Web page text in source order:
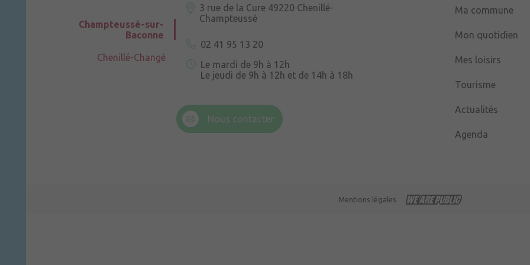
Champteussé-sur-
Baconne
Chenillé-Changé
3 rue de la Cure 49220 Chenillé-
Champteussé
02 41 95 13 20
Le mardi de 9h à 12h
Le jeudi de 9h à 12h et de 14h à 18h
Nous contacter
Ma commune
Mon quotidien
Mes loisirs
Tourisme
Actualités
Agenda
Mentions légales